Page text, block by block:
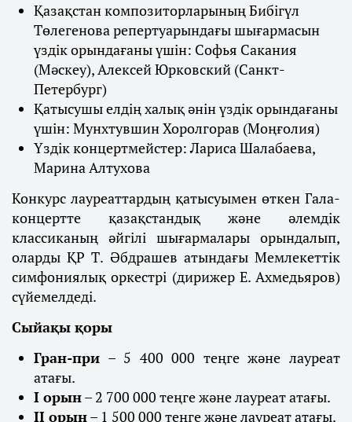
Қазақстан композиторларының Бибігүл
Төлегенова репертуарындағы шығармасын
үздік орындағаны үшін: Софья Сакания
(Мәскеу), Алексей Юрковский (Санкт-
Петербург)
Қатысушы елдің халық әнін үздік орындағаны
үшін: Мунхтувшин Хоролгорав (Моңғолия)
Үздік концертмейстер: Лариса Шалабаева,
Марина Алтухова
Конкурс лауреаттардың қатысуымен өткен Гала-
концертте қазақстандық және әлемдік
классиканың әйгілі шығармалары орындалып,
оларды ҚР Т. Әбдрашев атындағы Мемлекеттік
симфониялық оркестрі (дирижер Е. Ахмедьяров)
сүйемелдеді.
Сыйақы қоры
Гран-при – 5 400 000 теңге және лауреат
атағы.
І орын– 2 700 000 теңге және лауреат атағы.
ІІ орын– 1 500 000 теңге және лауреат атағы.